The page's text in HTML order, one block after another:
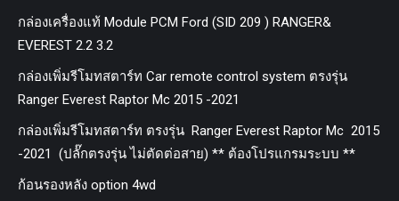
กล่องเครื่องแท้ Module PCM Ford (SID 209 ) RANGER&
EVEREST 2.2 3.2
กล่องเพิ่มรีโมทสตาร์ท Car remote control system ตรงรุ่น
Ranger Everest Raptor Mc 2015 -2021
กล่องเพิ่มรีโมทสตาร์ท ตรงรุ่น Ranger Everest Raptor Mc 2015
-2021 (ปลั๊กตรงรุ่น ไม่ตัดต่อสาย) ** ต้องโปรแกรมระบบ **
ก้อนรองหลัง option 4wd